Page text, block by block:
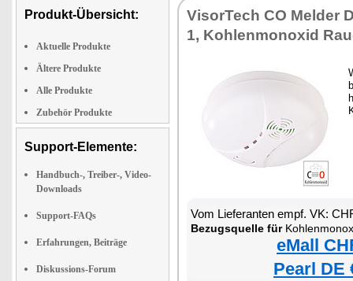
Produkt-Übersicht:
Aktuelle Produkte
Ältere Produkte
Alle Produkte
Zubehör Produkte
Support-Elemente:
Handbuch-, Treiber-, Video-
Downloads
Support-FAQs
Erfahrungen, Beiträge
Diskussions-Forum
VisorTech CO Melder
1, Kohlenmonoxid
Vom Lieferanten empf. VK:
Bezugsquelle für
eMall
Pearl DE